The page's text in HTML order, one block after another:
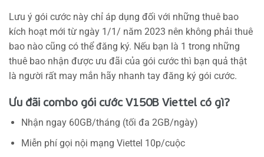
Lưu ý gói cước này chỉ áp dụng đối với những thuê bao
kích hoạt mới từ ngày 1/1/ năm 2023 nên không phải thuê
bao nào cũng có thể đăng ký. Nếu bạn là 1 trong những
thuê bao nhận được ưu đãi của gói cước thì bạn quả thật
là người rất may mắn hãy nhanh tay đăng ký gói cước.
Ưu đãi combo gói cước V150B Viettel có gì?
Nhận ngay 60GB/tháng (tối đa 2GB/ngày)
Miễn phí gọi nội mạng Viettel 10p/cuộc